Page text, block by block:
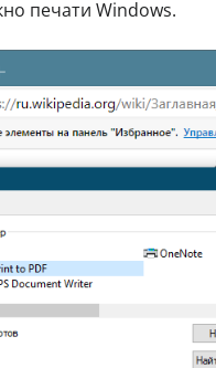
печати Windows.